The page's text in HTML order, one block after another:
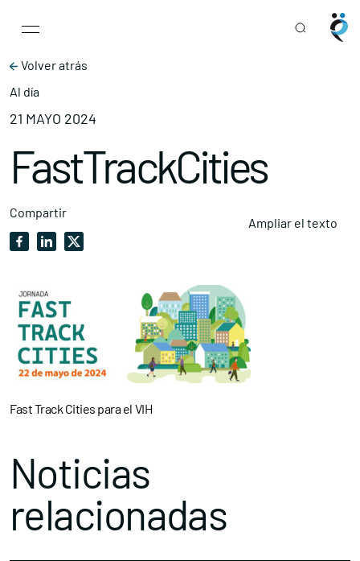
Main Navigation
Volver atrás
Al día
21 MAYO 2024
FastTrackCities
Compartir
Ampliar el texto
Fast Track Cities para el VIH
Noticias
relacionadas